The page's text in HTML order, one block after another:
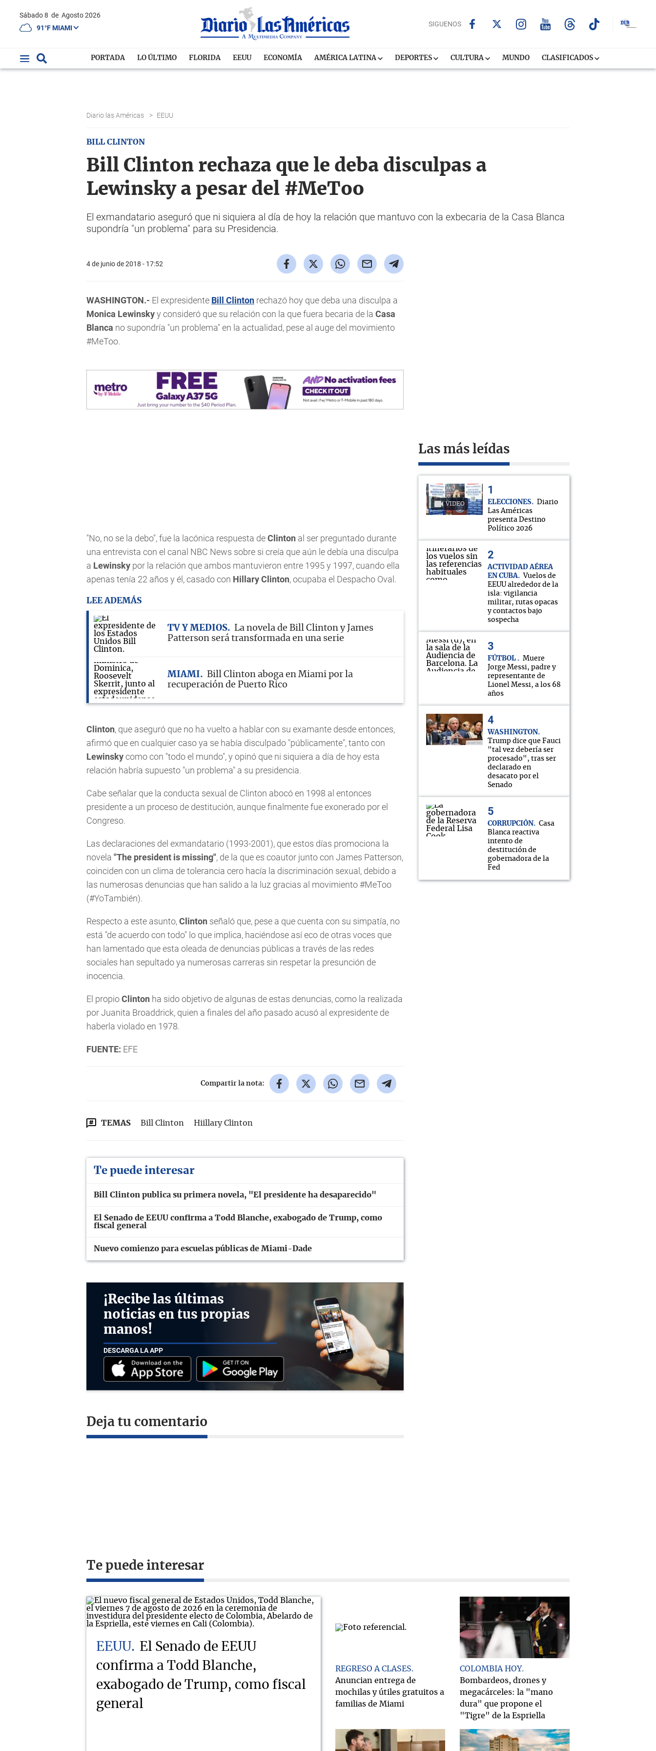
Sábado 8 de Agosto 2026
91°F MIAMI
SIGUENOS
PORTADA LO ÚLTIMO FLORIDA EEUU ECONOMÍA AMÉRICA LATINA DEPORTES CULTURA MUNDO CLASIFICADOS
Diario las Américas > EEUU
BILL CLINTON
Bill Clinton rechaza que le deba disculpas a
Lewinsky a pesar del #MeToo
El exmandatario aseguró que ni siquiera al día de hoy la relación que mantuvo con la exbecaria de la Casa Blanca
supondría "un problema" para su Presidencia.
4 de junio de 2018 - 17:52
WASHINGTON.- El expresidente Bill Clinton rechazó hoy que deba una disculpa a
Monica Lewinskyy consideró que su relación con la que fuera becaria de la Casa
Blanca no supondría "un problema" en la actualidad, pese al auge del movimiento
#MeToo.
"No, no se la debo", fue la lacónica respuesta deClinton al ser preguntado durante
una entrevista con el canal NBC News sobre si creía que aún le debía una disculpa
a Lewinsky por la relación que ambos mantuvieron entre 1995 y 1997, cuando ella
apenas tenía 22 años y él, casado con Hillary Clinton, ocupaba el Despacho Oval.
LEE ADEMÁS
TV Y MEDIOS
La novela de Bill Clinton y James
Patterson será transformada en una serie
MIAMI
Bill Clinton aboga en Miami por la
recuperación de Puerto Rico
Clinton, que aseguró que no ha vuelto a hablar con su examante desde entonces,
afirmó que en cualquier caso ya se había disculpado "públicamente", tanto con
Lewinskycomo con "todo el mundo", y opinó que ni siquiera a día de hoy esta
relación habría supuesto "un problema" a su presidencia.
Cabe señalar que la conducta sexual de Clinton abocó en 1998 al entonces
presidente a un proceso de destitución, aunque finalmente fue exonerado por el
Congreso.
Las declaraciones del exmandatario (1993-2001), que estos días promociona la
novela "The president is missing", de la que es coautor junto con James Patterson,
coinciden con un clima de tolerancia cero hacía la discriminación sexual, debido a
las numerosas denuncias que han salido a la luz gracias al movimiento #MeToo
(#YoTambién).
Respecto a este asunto,Clinton señaló que, pese a que cuenta con su simpatía, no
está "de acuerdo con todo" lo que implica, haciéndose así eco de otras voces que
han lamentado que esta oleada de denuncias públicas a través de las redes
sociales han sepultado ya numerosas carreras sin respetar la presunción de
inocencia.
El propioClinton ha sido objetivo de algunas de estas denuncias, como la realizada
por Juanita Broaddrick, quien a finales del año pasado acusó al expresidente de
haberla violado en 1978.
FUENTE: EFE
Compartir la nota:
TEMAS Bill Clinton Hiillary Clinton
Te puede interesar
Bill Clinton publica su primera novela, "El presidente ha desaparecido"
El Senado de EEUU confirma a Todd Blanche, exabogado de Trump, como
fiscal general
Nuevo comienzo para escuelas públicas de Miami-Dade
¡Recibe las últimas
noticias en tus propias
manos!
DESCARGA LA APP
Deja tu comentario
Las más leídas
VIDEO ELECCIONES
Diario
Las Américas
presenta Destino
Político 2026
ACTIVIDAD AÉREA
EN CUBA
Vuelos de
EEUU alrededor de la
isla: vigilancia
militar, rutas opacas
y contactos bajo
sospecha
FÚTBOL
Muere
Jorge Messi, padre y
representante de
Lionel Messi, a los 68
años
WASHINGTON
Trump dice que Fauci
"tal vez debería ser
procesado", tras ser
declarado en
desacato por el
Senado
CORRUPCIÓN
Casa
Blanca reactiva
intento de
destitución de
gobernadora de la
Fed
Te puede interesar
EEUU
El Senado de EEUU
confirma a Todd Blanche,
exabogado de Trump, como fiscal
general
REGRESO A CLASES
Anuncian entrega de
mochilas y útiles gratuitos a
familias de Miami
COLOMBIA HOY
Bombardeos, drones y
megacárceles: la "mano
dura" que propone el
"Tigre" de la Espriella